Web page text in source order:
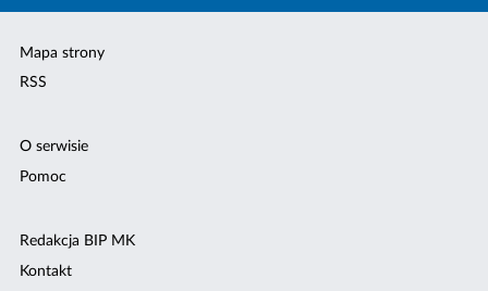
Mapa strony
RSS
O serwisie
Pomoc
Redakcja BIP MK
Kontakt